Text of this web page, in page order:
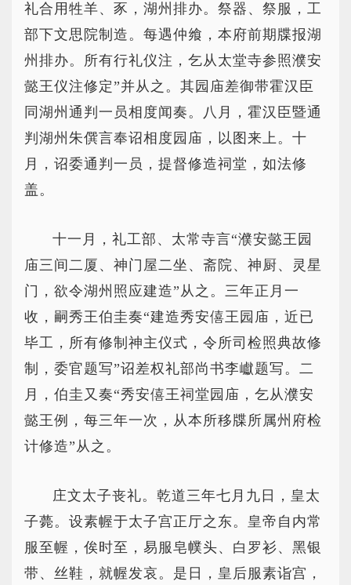
礼合用牲羊、豕，湖州排办。祭器、祭服，工
部下文思院制造。每遇仲飨，本府前期牒报湖
州排办。所有行礼仪注，乞从太堂寺参照濮安
懿王仪注修定”并从之。其园庙差御带霍汉臣
同湖州通判一员相度闻奏。八月，霍汉臣暨通
判湖州朱僎言奉诏相度园庙，以图来上。十
月，诏委通判一员，提督修造祠堂，如法修
盖。
十一月，礼工部、太常寺言“濮安懿王园
庙三间二厦、神门屋二坐、斋院、神厨、灵星
门，欲令湖州照应建造”从之。三年正月一
收，嗣秀王伯圭奏“建造秀安僖王园庙，近已
毕工，所有修制神主仪式，令所司检照典故修
制，委官题写”诏差权礼部尚书李巘题写。二
月，伯圭又奏“秀安僖王祠堂园庙，乞从濮安
懿王例，每三年一次，从本所移牒所属州府检
计修造”从之。
庄文太子丧礼。乾道三年七月九日，皇太
子薨。设素幄于太子宫正厅之东。皇帝自内常
服至幄，俟时至，易服皂幞头、白罗衫、黑银
带、丝鞋，就幄发哀。是日，皇后服素诣宫，